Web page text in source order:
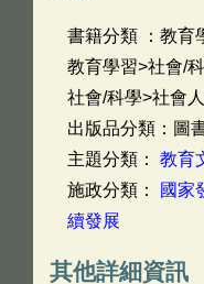
書籍分類 ：教育
教育學習>社會/
社會/科學>社會
出版品分類：圖
主題分類： 教育
施政分類：
國家
續發展
其他詳細資訊